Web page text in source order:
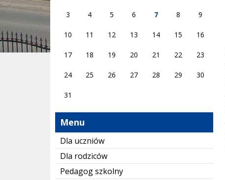
3 4 5 6 7 8 9
10 11 12 13 14 15 16
17 18 19 20 21 22 23
24 25 26 27 28 29 30
31
Menu
Dla uczniów
Dla rodziców
Pedagog szkolny